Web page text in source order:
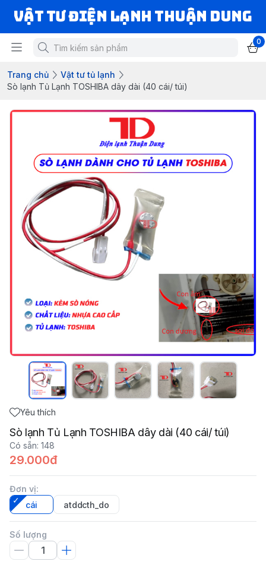
VẬT TƯ ĐIỆN LẠNH THUẬN DUNG
0
Trang chủ
Vật tư tủ lạnh
Sò lạnh Tủ Lạnh TOSHIBA dây dài (40 cái/ túi)
Yêu thích
Sò lạnh Tủ Lạnh TOSHIBA dây dài (40 cái/ túi)
Có sẵn: 148
29.000đ
Đơn vị:
cái
atddcth_do
Số lượng